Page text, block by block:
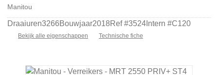
Manitou
Draaiuren3266Bouwjaar2018Ref #3524 Intern #C120
Bekijk alle eigenschappen Technische fiche
Afbeeldingengalerij overslaan